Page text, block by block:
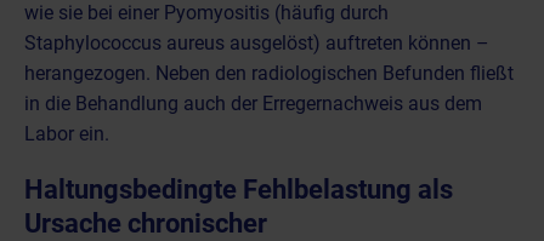
wie sie bei einer Pyomyositis (häufig durch
Staphylococcus aureus ausgelöst) auftreten können –
herangezogen. Neben den radiologischen Befunden fließt
in die Behandlung auch der Erregernachweis aus dem
Labor ein.
Haltungsbedingte Fehlbelastung als
Ursache chronischer